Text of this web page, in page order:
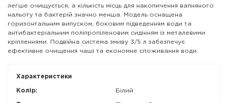
легше очищується, а кількість місць для накопичення вапняного
нальоту та бактерій значно менша. Модель оснащена
горизонтальним випуском, боковим підведенням води та
антибактеріальним поліпропіленовим сидінням із металевими
кріпленнями. Подвійна система змиву 3/5 л забезпечує
ефективне очищення чаші та економне споживання води.
Характеристики
Колір: Білий